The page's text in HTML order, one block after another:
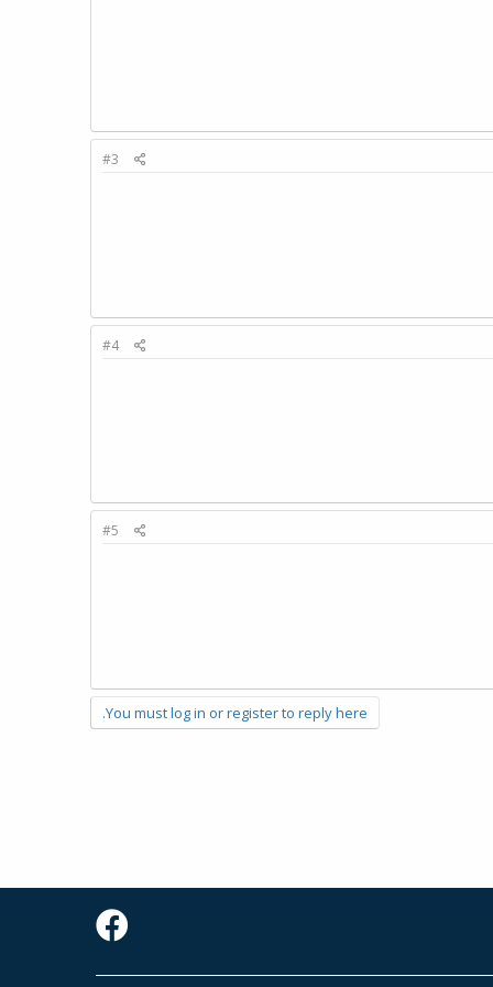
#3
#4
#5
You must log in or register to reply here.